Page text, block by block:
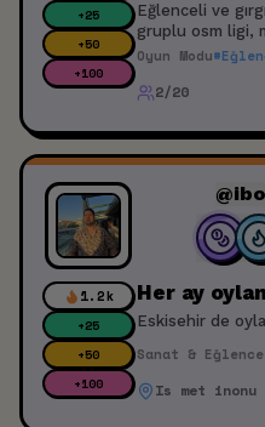
+25
+50
+100
Eğlenceli ve
gruplu osm ligi,
mensupları , wp
Oyun Modu#
2/20
1.2k
+25
+50
+100
Her ay
Eskisehir de
Sanat & Eğlence
Is met